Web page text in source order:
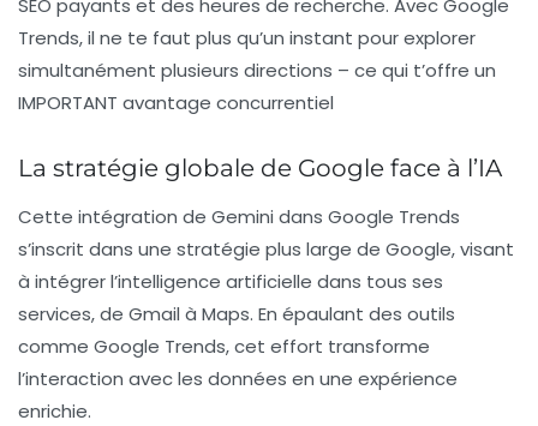
SEO payants et des heures de recherche. Avec Google
Trends, il ne te faut plus qu’un instant pour explorer
simultanément plusieurs directions – ce qui t’offre un
IMPORTANT avantage concurrentiel
La stratégie globale de Google face à l’IA
Cette intégration de Gemini dans Google Trends
s’inscrit dans une stratégie plus large de Google, visant
à intégrer l’intelligence artificielle dans tous ses
services, de Gmail à Maps. En épaulant des outils
comme Google Trends, cet effort transforme
l’interaction avec les données en une expérience
enrichie.